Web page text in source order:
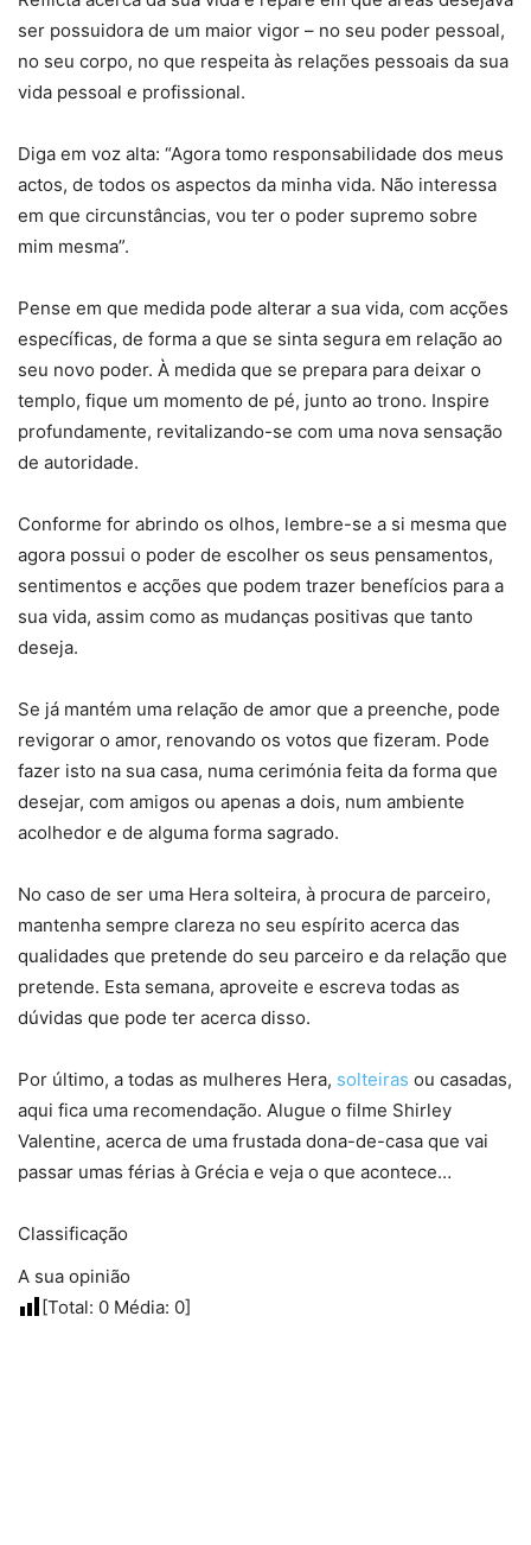
ser possuidora de um maior vigor – no seu poder pessoal,
no seu corpo, no que respeita às relações pessoais da sua
vida pessoal e profissional.
Diga em voz alta: “Agora tomo responsabilidade dos meus
actos, de todos os aspectos da minha vida. Não interessa
em que circunstâncias, vou ter o poder supremo sobre
mim mesma”.
Pense em que medida pode alterar a sua vida, com acções
específicas, de forma a que se sinta segura em relação ao
seu novo poder. À medida que se prepara para deixar o
templo, fique um momento de pé, junto ao trono. Inspire
profundamente, revitalizando-se com uma nova sensação
de autoridade.
Conforme for abrindo os olhos, lembre-se a si mesma que
agora possui o poder de escolher os seus pensamentos,
sentimentos e acções que podem trazer benefícios para a
sua vida, assim como as mudanças positivas que tanto
deseja.
Se já mantém uma relação de amor que a preenche, pode
revigorar o amor, renovando os votos que fizeram. Pode
fazer isto na sua casa, numa cerimónia feita da forma que
desejar, com amigos ou apenas a dois, num ambiente
acolhedor e de alguma forma sagrado.
No caso de ser uma Hera solteira, à procura de parceiro,
mantenha sempre clareza no seu espírito acerca das
qualidades que pretende do seu parceiro e da relação que
pretende. Esta semana, aproveite e escreva todas as
dúvidas que pode ter acerca disso.
Por último, a todas as mulheres Hera, solteiras ou casadas,
aqui fica uma recomendação. Alugue o filme Shirley
Valentine, acerca de uma frustada dona-de-casa que vai
passar umas férias à Grécia e veja o que acontece…
Classificação
A sua opinião
[Total: 0 Média: 0]